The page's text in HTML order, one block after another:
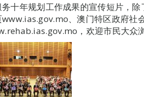
十年规划工作成果的宣传短片，
、澳门特区政府社
，欢迎市民大众浏